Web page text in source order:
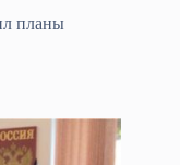
планы